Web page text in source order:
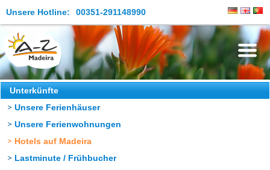
Unsere Hotline: 00351-291148990
Die Insel
Madeira Erleben
Aktuelles
Reiseangebote
Unterkünfte
Unsere Ferienhäuser
Unsere Ferienwohnungen
Hotels auf Madeira
Lastminute / Frühbucher